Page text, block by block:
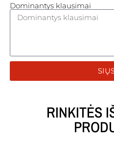
Dominantys klausimai
RINKITĖS